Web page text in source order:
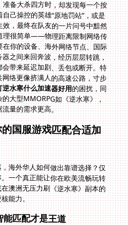
逆水寒什么加速器好用的困扰，同
样源于此症结。更复杂的大型MMORPG如《逆水寒》，
量的需求更高。
国服游戏匹配合适加
海外华人如何做出靠谱选择？仅
一个真正能让你在欧美流畅玩转
澳洲无压力刷《逆水寒》副本的
能力。
匹配才是王道